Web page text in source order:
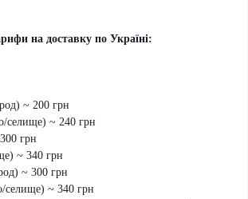
на доставку по Україні:
~ 200 грн
селище) ~ 240 грн
грн
~ 340 грн
~ 300 грн
селище) ~ 340 грн